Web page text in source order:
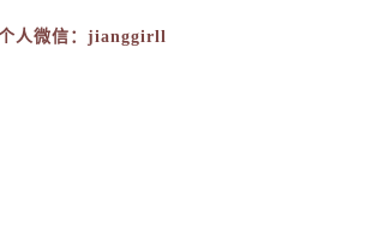
人微信：jianggirll